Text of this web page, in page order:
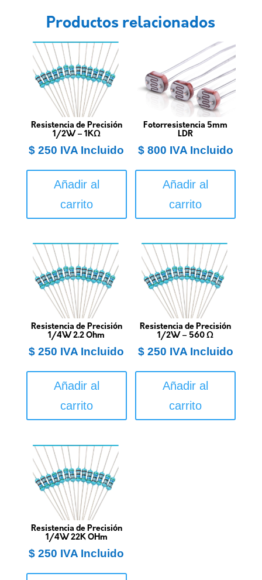
Productos relacionados
Resistencia de Precisión
1/2W – 1KΩ
$ 250 IVA Incluido
Añadir al
carrito
Fotorresistencia 5mm
LDR
$800 IVA Incluido
Añadir al
carrito
Resistencia de Precisión
1/4W 2.2 Ohm
$ 250 IVA Incluido
Añadir al
carrito
Resistencia de Precisión
1/2W – 560 Ω
$250 IVA Incluido
Añadir al
carrito
Resistencia de Precisión
1/4W 22K OHm
$ 250 IVA Incluido